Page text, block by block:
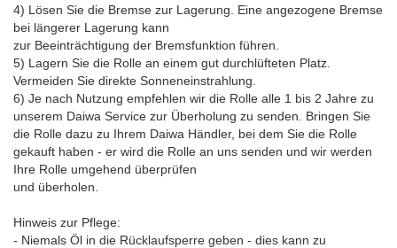
4) Lösen Sie die Bremse zur Lagerung. Eine angezogene Bremse
bei längerer Lagerung kann
zur Beeinträchtigung der Bremsfunktion führen.
5) Lagern Sie die Rolle an einem gut durchlüfteten Platz.
Vermeiden Sie direkte Sonneneinstrahlung.
6) Je nach Nutzung empfehlen wir die Rolle alle 1 bis 2 Jahre zu
unserem Daiwa Service zur Überholung zu senden. Bringen Sie
die Rolle dazu zu Ihrem Daiwa Händler, bei dem Sie die Rolle
gekauft haben - er wird die Rolle an uns senden und wir werden
Ihre Rolle umgehend überprüfen
und überholen.
Hinweis zur Pflege:
- Niemals Öl in die Rücklaufsperre geben - dies kann zu